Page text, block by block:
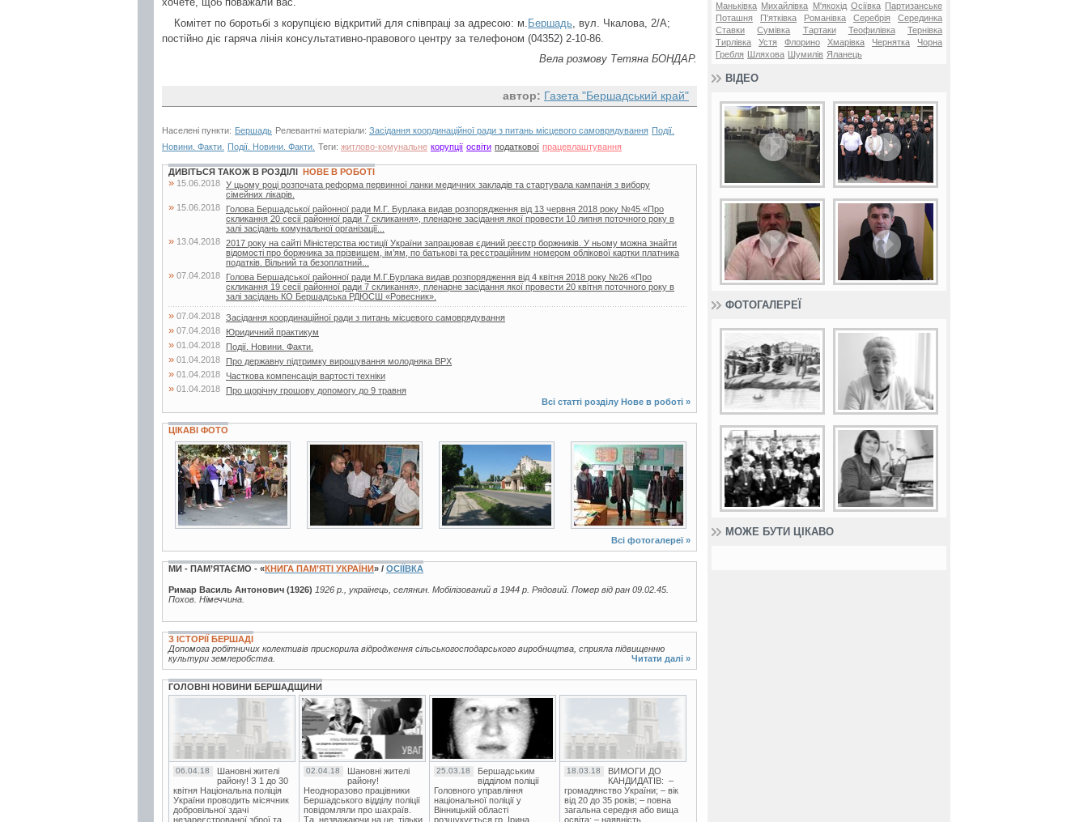
Комітет по боротьбі з корупцією відкритий для співпраці за адресою: м. Бершадь , вул. Чкалова, 2/А;
постійно діє гаряча лінія консультативно-правового центру за телефоном (04352) 2-10-86.
Вела розмову Тетяна БОНДАР.
автор: Газета "Бершадський край"
Населені пункти: Бершадь Релевантні матеріали: Засідання координаційної ради з питань місцевого самоврядування Події.
Новини. Факти.
Події. Новини. Факти. Теги: житлово-комунальне корупції освіти податкової працевлаштування
ДИВІТЬСЯ ТАКОЖ В РОЗДІЛІ НОВЕ В РОБОТІ
» 15.06.2018 У цьому році розпочата реформа первинної ланки медичних закладів та стартувала кампанія з вибору
сімейних лікарів.
» 15.06.2018
Голова Бершадської районної ради М.Г. Бурлака видав розпорядження від 13 червня 2018 року №45 «Про
скликання 20 сесії районної ради 7 скликання», пленарне засідання якої провести 10 липня поточного року в
залі засідань комунальної організації...
» 13.04.2018 2017 року на сайті Міністерства юстиції України запрацював єдиний реєстр боржників. У ньому можна знайти
відомості про боржника за прізвищем, ім’ям, по батькові та реєстраційним номером облікової картки платника
податків. Вільний та безоплатний...
» 07.04.2018
Голова Бершадської районної ради М.Г.Бурлака видав розпорядження від 4 квітня 2018 року №26 «Про
скликання 19 сесії районної ради 7 скликання», пленарне засідання якої провести 20 квітня поточного року в
залі засідань КО Бершадська РДЮСШ «Ровесник».
» 07.04.2018 Засідання координаційної ради з питань місцевого самоврядування
» 07.04.2018 Юридичний практикум
» 01.04.2018 Події. Новини. Факти.
» 01.04.2018 Про державну підтримку вирощування молодняка ВРХ
» 01.04.2018 Часткова компенсація вартості техніки
» 01.04.2018
Про щорічну грошову допомогу до 9 травня
Всі статті розділу Нове в роботі »
ЦІКАВІ ФОТО
3 фото 3 фото 4 фото 3 фото
Всі фотогалереї »
МИ - ПАМ’ЯТАЄМО - «КНИГА ПАМ’ЯТІ УКРАЇНИ» / ОСІЇВКА
Римар Василь Антонович (1926) 1926 р., українець, селянин. Мобілізований в 1944 р. Рядовий. Помер від ран 09.02.45.
Похов. Німеччина.
З ІСТОРІЇ БЕРШАДІ
Допомога робітничих колективів прискорила відродження сільськогосподарського виробництва, сприяла підвищенню
культури землеробства.
Читати далі »
ГОЛОВНІ НОВИНИ БЕРШАДЩИНИ
06.04.18
Шановні жителі
району! З 1 до 30
квітня Національна поліція
України проводить місячник
добровільної здачі
незареєстрованої зброї та
02.04.18
Шановні жителі
району!
Неодноразово працівники
Бершадського відділу поліції
повідомляли про шахраїв.
Та, незважаючи на це, тільки
25.03.18
Бершадським
відділом поліції
Головного управління
національної поліції у
Вінницькій області
розшукується гр. Ірина
18.03.18
ВИМОГИ ДО
КАНДИДАТІВ: –
громадянство України; – вік
від 20 до 35 років; – повна
загальна середня або вища
освіта; – наявність
Маньківка Михайлівка М'якохід Осіївка
Партизанське
Поташня
П'ятківка Романівка Серебрія
Серединка
Ставки
Сумівка Тартаки Теофилівка
Тернівка
Тирлівка
Устя Флорино Хмарівка Чернятка
Чорна
Гребля
Шляхова Шумилів Яланець
ВІДЕО
ФОТОГАЛЕРЕЇ
МОЖЕ БУТИ ЦІКАВО